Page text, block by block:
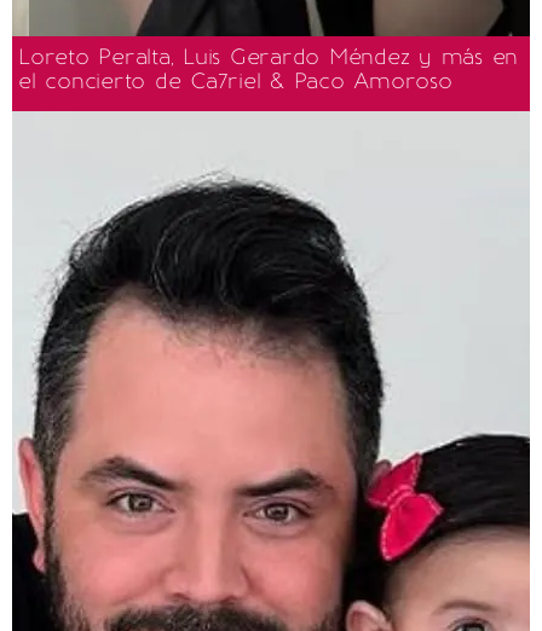
Loreto Peralta, Luis Gerardo Méndez y más en
el concierto de Ca7riel & Paco Amoroso